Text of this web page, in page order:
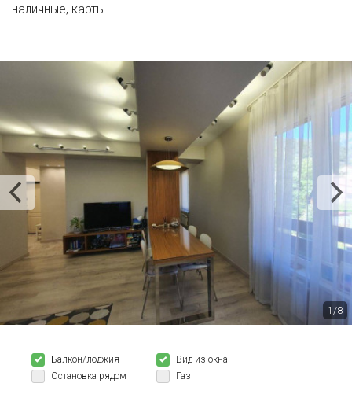
наличные, карты
1/8
Балкон/лоджия
Вид из окна
Остановка рядом
Газ